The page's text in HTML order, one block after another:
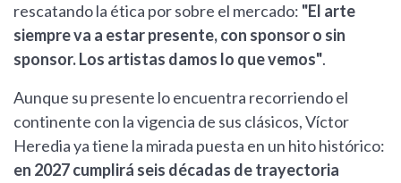
rescatando la ética por sobre el mercado: "El arte
siempre va a estar presente, con sponsor o sin
sponsor. Los artistas damos lo que vemos".
Aunque su presente lo encuentra recorriendo el
continente con la vigencia de sus clásicos, Víctor
Heredia ya tiene la mirada puesta en un hito histórico:
en 2027 cumplirá seis décadas de trayectoria